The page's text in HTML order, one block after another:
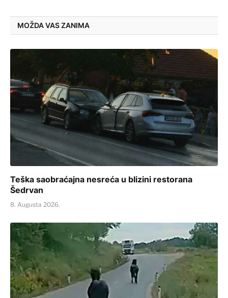
MOŽDA VAS ZANIMA
Teška saobraćajna nesreća u blizini restorana
Šedrvan
8. Augusta 2026.